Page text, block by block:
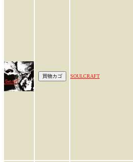
SOULCRAFT